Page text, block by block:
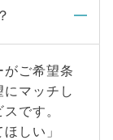
ご希望条
マッチし
です。
しい」